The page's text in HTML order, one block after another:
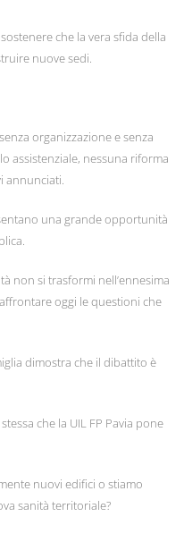
che la vera sfida della
nuove sedi.
organizzazione e senza
assistenziale, nessuna riforma
annunciati.
una grande opportunità
non si trasformi nell’ennesima
oggi le questioni che
dimostra che il dibattito è
che la UIL FP Pavia pone
nuovi edifici o stiamo
sanità territoriale?